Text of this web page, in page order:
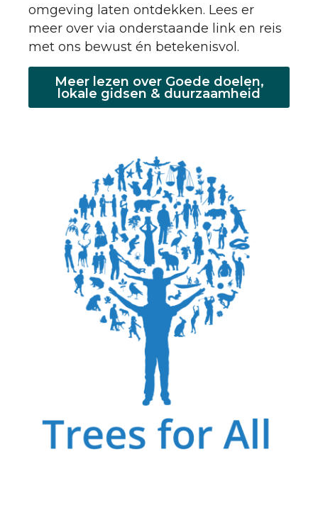
omgeving laten ontdekken. Lees er
meer over via onderstaande link en reis
met ons bewust én betekenisvol.
Meer lezen over Goede doelen,
lokale gidsen & duurzaamheid